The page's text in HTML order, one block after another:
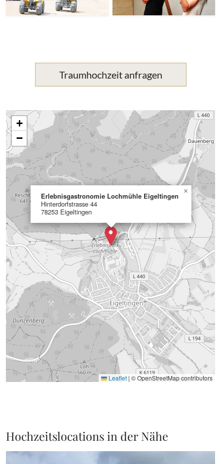
Traumhochzeit anfragen
Erlebnisgastronomie Lochmühle Eigeltingen
Hinterdorfstrasse 44
78253 Eigeltingen
×
+
−
Leaflet | © OpenStreetMap contributors
Hochzeitslocations in der Nähe